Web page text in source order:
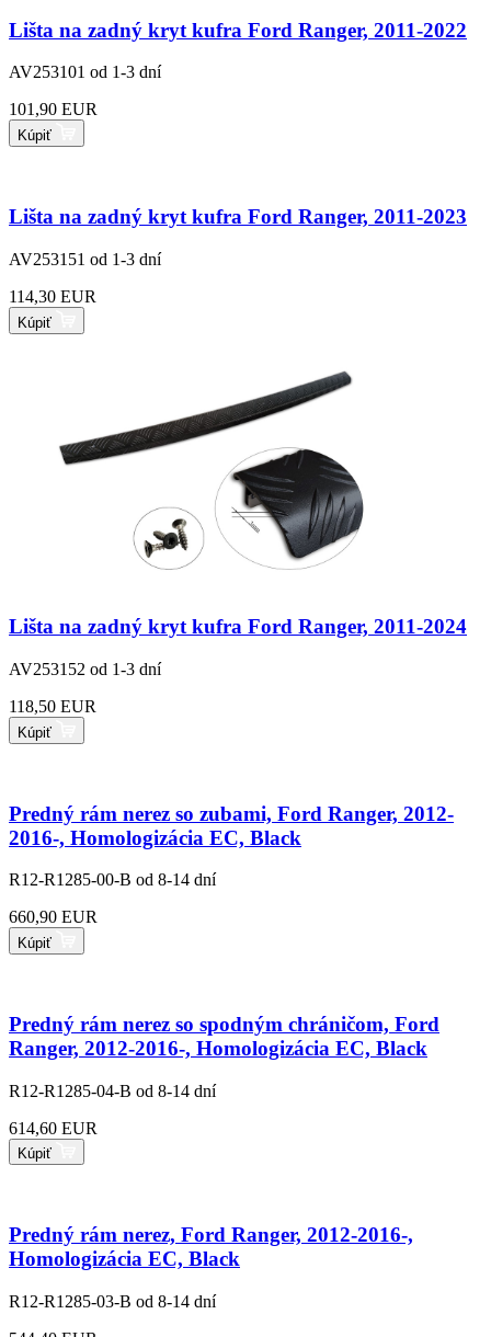
Lišta na zadný kryt kufra Ford Ranger, 2011-2022
AV253101 od 1-3 dní
101,90 EUR
Kúpiť
Lišta na zadný kryt kufra Ford Ranger, 2011-2023
AV253151 od 1-3 dní
114,30 EUR
Kúpiť
Lišta na zadný kryt kufra Ford Ranger, 2011-2024
AV253152 od 1-3 dní
118,50 EUR
Kúpiť
Predný rám nerez so zubami, Ford Ranger, 2012-
2016-, Homologizácia EC, Black
R12-R1285-00-B od 8-14 dní
660,90 EUR
Kúpiť
Predný rám nerez so spodným chráničom, Ford
Ranger, 2012-2016-, Homologizácia EC, Black
R12-R1285-04-B od 8-14 dní
614,60 EUR
Kúpiť
Predný rám nerez, Ford Ranger, 2012-2016-,
Homologizácia EC, Black
R12-R1285-03-B od 8-14 dní